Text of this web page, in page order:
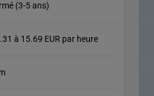
(3-5 ans)
à 15.69 EUR par heure